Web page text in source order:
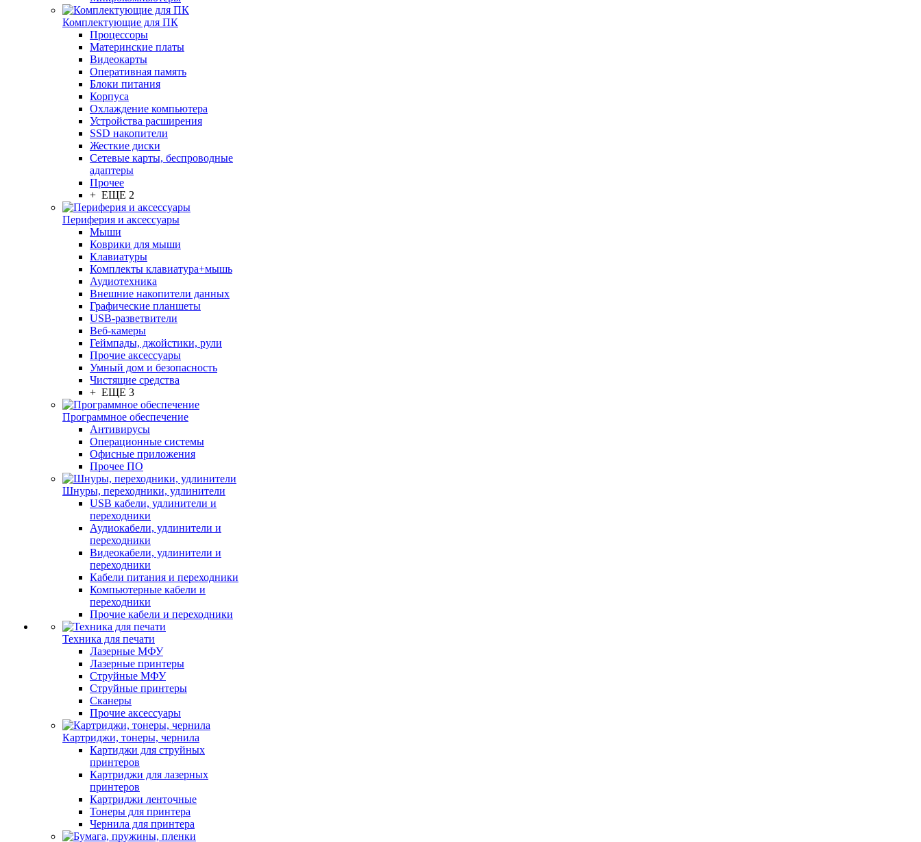
Комплектующие для ПК
Процессоры
Материнские платы
Видеокарты
Оперативная память
Блоки питания
Корпуса
Охлаждение компьютера
Устройства расширения
SSD накопители
Жесткие диски
Сетевые карты, беспроводные
адаптеры
Прочее
+ ЕЩЕ 2
Периферия и аксессуары
Мыши
Коврики для мыши
Клавиатуры
Комплекты клавиатура+мышь
Аудиотехника
Внешние накопители данных
Графические планшеты
USB-разветвители
Веб-камеры
Геймпады, джойстики, рули
Прочие аксессуары
Умный дом и безопасность
Чистящие средства
+ ЕЩЕ 3
Программное обеспечение
Антивирусы
Операционные системы
Офисные приложения
Прочее ПО
Шнуры, переходники, удлинители
USB кабели, удлинители и
переходники
Аудиокабели, удлинители и
переходники
Видеокабели, удлинители и
переходники
Кабели питания и переходники
Компьютерные кабели и
переходники
Прочие кабели и переходники
Техника для печати
Лазерные МФУ
Лазерные принтеры
Струйные МФУ
Струйные принтеры
Сканеры
Прочие аксессуары
Картриджи, тонеры, чернила
Картиджи для струйных
принтеров
Картриджи для лазерных
принтеров
Картриджи ленточные
Тонеры для принтера
Чернила для принтера